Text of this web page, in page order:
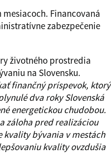
Financovaná
zabezpečenie
životného prostredia
na Slovensku.
finančný príspevok, ktorý
dva roky Slovenská
energetickou chudobou.
záloha pred realizáciou
kvality bývania v mestách
kvality ovzdušia